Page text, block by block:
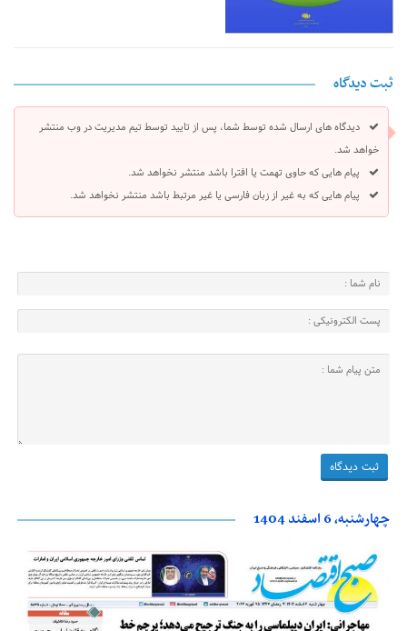
ثبت دیدگاه
دیدگاه های ارسال شده توسط شما، پس از تایید توسط تیم مدیریت در وب منتشر
خواهد شد.
پیام هایی که حاوی تهمت یا افترا باشد منتشر نخواهد شد.
پیام هایی که به غیر از زبان فارسی یا غیر مرتبط باشد منتشر نخواهد شد.
چهارشنبه، 6 اسفند 1404